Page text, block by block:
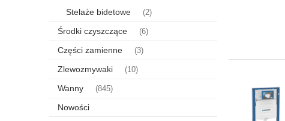
Stelaże bidetowe (2)
Środki czyszczące (6)
Części zamienne (3)
Zlewozmywaki (10)
Wanny (845)
Nowości